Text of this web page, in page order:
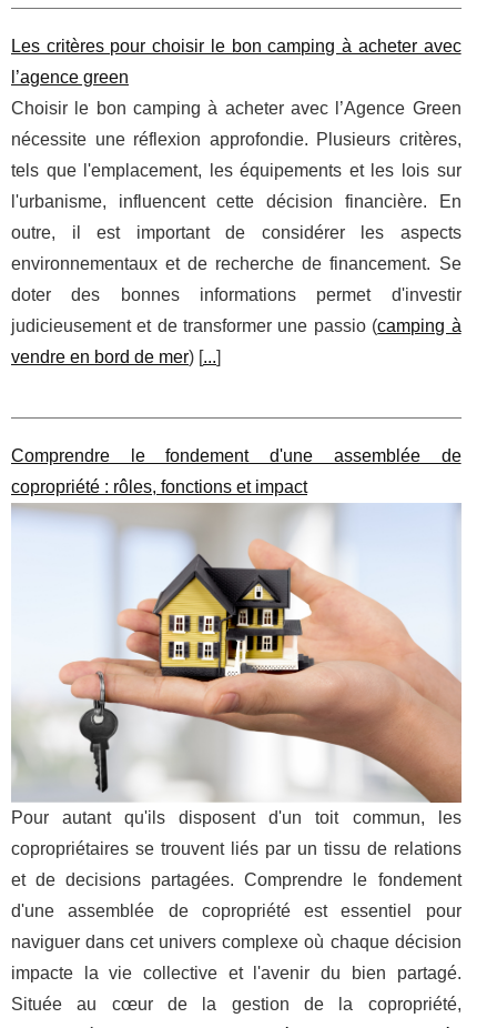
Les critères pour choisir le bon camping à acheter avec
l’agence green
Choisir le bon camping à acheter avec l’Agence Green
nécessite une réflexion approfondie. Plusieurs critères,
tels que l'emplacement, les équipements et les lois sur
l'urbanisme, influencent cette décision financière. En
outre, il est important de considérer les aspects
environnementaux et de recherche de financement. Se
doter des bonnes informations permet d'investir
judicieusement et de transformer une passio (camping à
vendre en bord de mer) [...]
Comprendre le fondement d'une assemblée de
copropriété : rôles, fonctions et impact
Pour autant qu'ils disposent d'un toit commun, les
copropriétaires se trouvent liés par un tissu de relations
et de decisions partagées. Comprendre le fondement
d'une assemblée de copropriété est essentiel pour
naviguer dans cet univers complexe où chaque décision
impacte la vie collective et l'avenir du bien partagé.
Située au cœur de la gestion de la copropriété,